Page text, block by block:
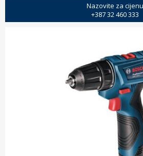
Nazovite za cijenu
+387 32 460 333